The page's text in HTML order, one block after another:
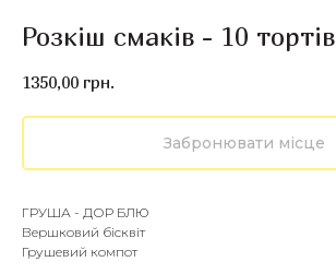
Розкіш смаків - 10 тортів
1350,00 грн.
Забронювати місце
ГРУША - ДОР БЛЮ
Вершковий бісквіт
Грушевий компот